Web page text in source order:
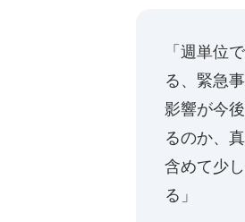
「週単位
る、緊急
影響が今
るのか、
含めて少
る」